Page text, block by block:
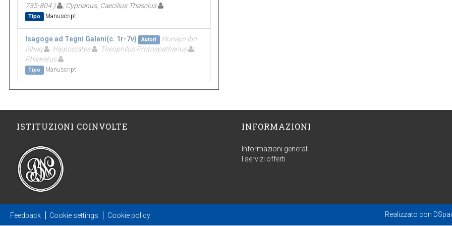
735-804 )
; Cyprianus, Caecilius Thascius
Tipo Manuscript
Isagoge ad Tegni Galeni(c. 1r-7v) Autori
Hunayn ibn
Ishaq
; Hippocrates ; Theophilus Protospatharius
;
Philaretus
Tipo Manuscript
ISTITUZIONI COINVOLTE INFORMAZIONI
Informazioni generali
I servizi offerti
Feedback Cookie settings Cookie policy Realizzato con